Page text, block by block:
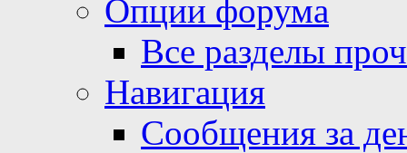
Опции форума
Все разделы
Навигация
Сообщения за